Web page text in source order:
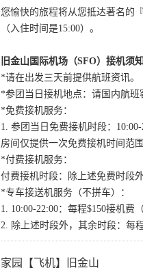
您愉快的旅程将从您抵达著名的
（入住时间是15:00）。
旧金山国际机场（SFO）接机须
*请在出发三天前提供航班资讯。
*参团当日接机地点：请国内航班
*免费接机服务：
1. 参团当日免费接机时段：
房间仅提供一次免费接机时间范
*付费接机服务：
付费接机时段：除上述免费时段
*专车接送机服务（不拼车）：
1. 10:00-22:00：每程$150接机
2. 除上述时段外，其余时段：每
家园【飞机】旧金山